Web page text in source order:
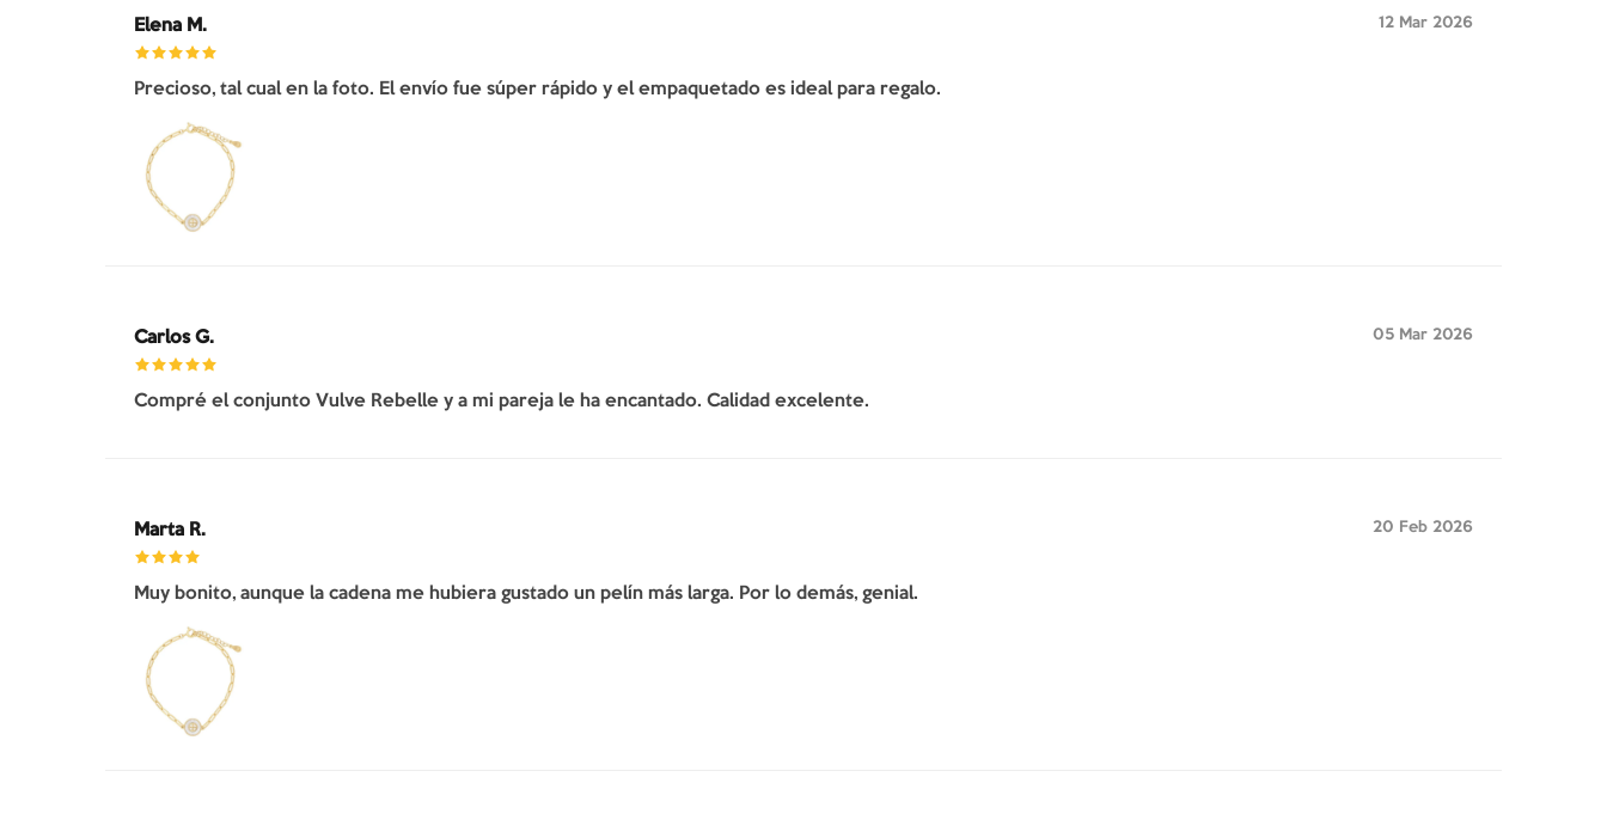
Elena M. 12 Mar 2026
Precioso, tal cual en la foto. El envío fue súper rápido y el empaquetado es ideal para regalo.
Carlos G. 05 Mar 2026
Compré el conjunto Vulve Rebelle y a mi pareja le ha encantado. Calidad excelente.
Marta R. 20 Feb 2026
Muy bonito, aunque la cadena me hubiera gustado un pelín más larga. Por lo demás, genial.